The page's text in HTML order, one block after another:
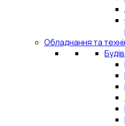
Обладнання та